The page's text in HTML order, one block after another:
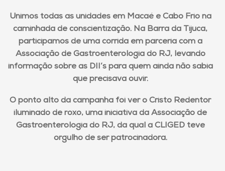
Unimos todas as unidades em Macaé e Cabo Frio na
caminhada de conscientização. Na Barra da Tijuca,
participamos de uma corrida em parceria com a
Associação de Gastroenterologia do RJ, levando
informação sobre as DII’s para quem ainda não sabia
que precisava ouvir.
O ponto alto da campanha foi ver o Cristo Redentor
iluminado de roxo, uma iniciativa da Associação de
Gastroenterologia do RJ, da qual a CLIGED teve
orgulho de ser patrocinadora.